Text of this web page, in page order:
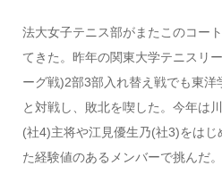
法大女子テニス部がまたこのコー
てきた。昨年の関東大学テニスリ
ーグ戦)2部3部入れ替え戦でも東洋
と対戦し、敗北を喫した。今年は
(社4)主将や江見優生乃(社3)をはじ
た経験値のあるメンバーで挑んだ。